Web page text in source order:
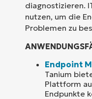
diagnostizieren.
nutzen, um die
Problemen zu
Endpoint
Tanium
Plattform
Endpunkte
Company